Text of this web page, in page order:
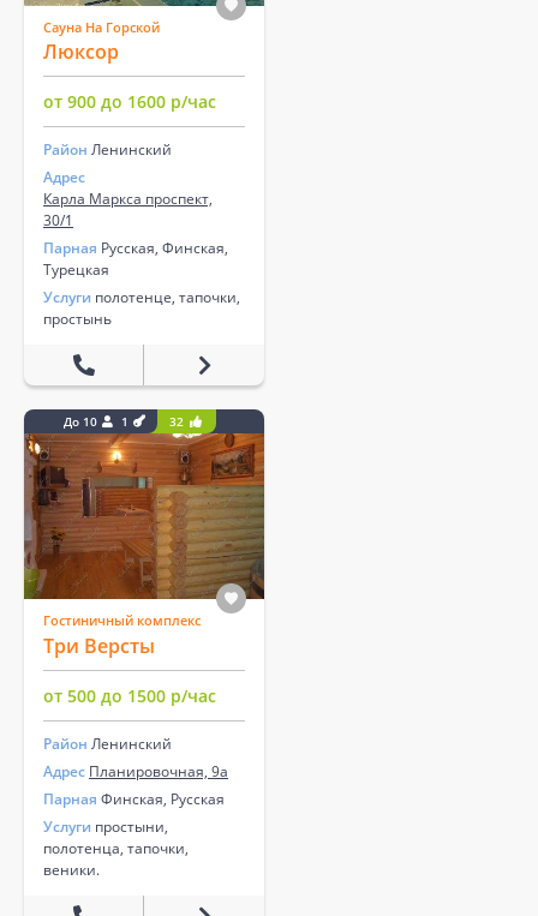
Сауна На Горской
Люксор
от 900 до 1600 р/час
Район Ленинский
Адрес
Карла Маркса проспект,
30/1
Парная Русская, Финская,
Турецкая
Услуги полотенце, тапочки,
простынь
До 10 1 32
Гостиничный комплекс
Три Версты
от 500 до 1500 р/час
Район Ленинский
Адрес Планировочная, 9а
Парная Финская, Русская
Услуги простыни,
полотенца, тапочки,
веники.